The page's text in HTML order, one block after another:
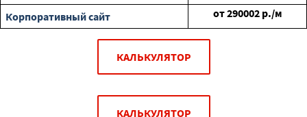
Корпоративный сайт
от290002 р./м
КАЛЬКУЛЯТОР
КАЛЬКУЛЯТОР